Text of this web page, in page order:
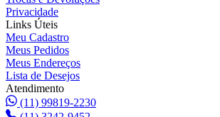
Privacidade
Links Úteis
Meu Cadastro
Meus Pedidos
Meus Endereços
Lista de Desejos
Atendimento
(11) 99819-2230